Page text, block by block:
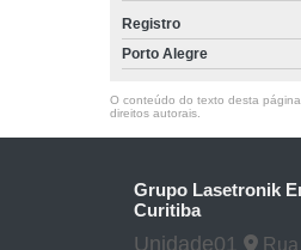
Registro
Porto Alegre
O conteúdo do texto desta
direitos autorais
Grupo Lasetronik
Curitiba
Unidade01